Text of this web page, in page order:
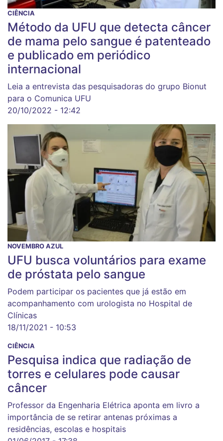
CIÊNCIA
Método da UFU que detecta câncer
de mama pelo sangue é patenteado
e publicado em periódico
internacional
Leia a entrevista das pesquisadoras do grupo Bionut
para o Comunica UFU
20/10/2022 - 12:42
NOVEMBRO AZUL
UFU busca voluntários para exame
de próstata pelo sangue
Podem participar os pacientes que já estão em
acompanhamento com urologista no Hospital de
Clínicas
18/11/2021 - 10:53
CIÊNCIA
Pesquisa indica que radiação de
torres e celulares pode causar
câncer
Professor da Engenharia Elétrica aponta em livro a
importância de se retirar antenas próximas a
residências, escolas e hospitais